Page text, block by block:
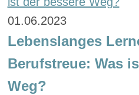
01.06.2023
Lebenslanges
Berufstreue: Was
Weg?